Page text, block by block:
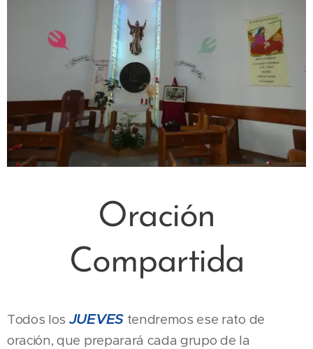
Oración
Compartida
Todos los JUEVEStendremos ese rato de
oración, que preparará cada grupo de la